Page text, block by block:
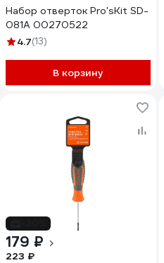
Набор отверток Pro'sKit SD-
081A 00270522
4.7(13)
В корзину
179 ₽
223 ₽